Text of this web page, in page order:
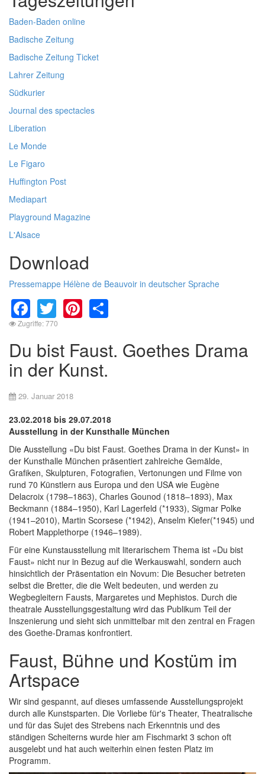
Baden-Baden online
Badische Zeitung
Badische Zeitung Ticket
Lahrer Zeitung
Südkurier
Journal des spectacles
Liberation
Le Monde
Le Figaro
Huffington Post
Mediapart
Playground Magazine
L'Alsace
Download
Pressemappe Hélène de Beauvoir in deutscher Sprache
Facebook
TwitterPinterest
Zugriffe: 770
Du bist Faust. Goethes Drama
in der Kunst.
29. Januar 2018
23.02.2018 bis 29.07.2018
Ausstellung in der Kunsthalle München
Die Ausstellung «Du bist Faust. Goethes Drama in der Kunst» in
der Kunsthalle München präsentiert zahlreiche Gemälde,
Grafiken, Skulpturen, Fotografien, Vertonungen und Filme von
rund 70 Künstlern aus Europa und den USA wie Eugène
Delacroix (1798–1863), Charles Gounod (1818–1893), Max
Beckmann (1884–1950), Karl Lagerfeld (*1933), Sigmar Polke
(1941–2010), Martin Scorsese (*1942), Anselm Kiefer(*1945) und
Robert Mapplethorpe (1946–1989).
Für eine Kunstausstellung mit literarischem Thema ist «Du bist
Faust» nicht nur in Bezug auf die Werkauswahl, sondern auch
hinsichtlich der Präsentation ein Novum: Die Besucher betreten
selbst die Bretter, die die Welt bedeuten, und werden zu
Wegbegleitern Fausts, Margaretes und Mephistos. Durch die
theatrale Ausstellungsgestaltung wird das Publikum Teil der
Inszenierung und sieht sich unmittelbar mit den zentral en Fragen
des Goethe-Dramas konfrontiert.
Faust, Bühne und Kostüm im
Artspace
Wir sind gespannt, auf dieses umfassende Ausstellungsprojekt
durch alle Kunstsparten. Die Vorliebe für's Theater, Theatralische
und für das Sujet des Strebens nach Erkenntnis und des
ständigen Scheiterns wurde hier am Fischmarkt 3 schon oft
ausgelebt und hat auch weiterhin einen festen Platz im
Programm.